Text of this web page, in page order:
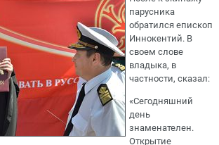
парусника
обратился епископ
Иннокентий. В
своем слове
владыка, в
частности, сказал:
«Сегодняшний
день
знаменателен.
Открытие